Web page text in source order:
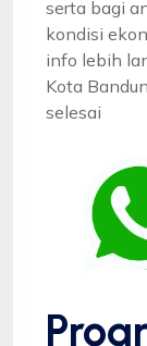
serta bagi
kondisi
info lebih
Kota
selesai